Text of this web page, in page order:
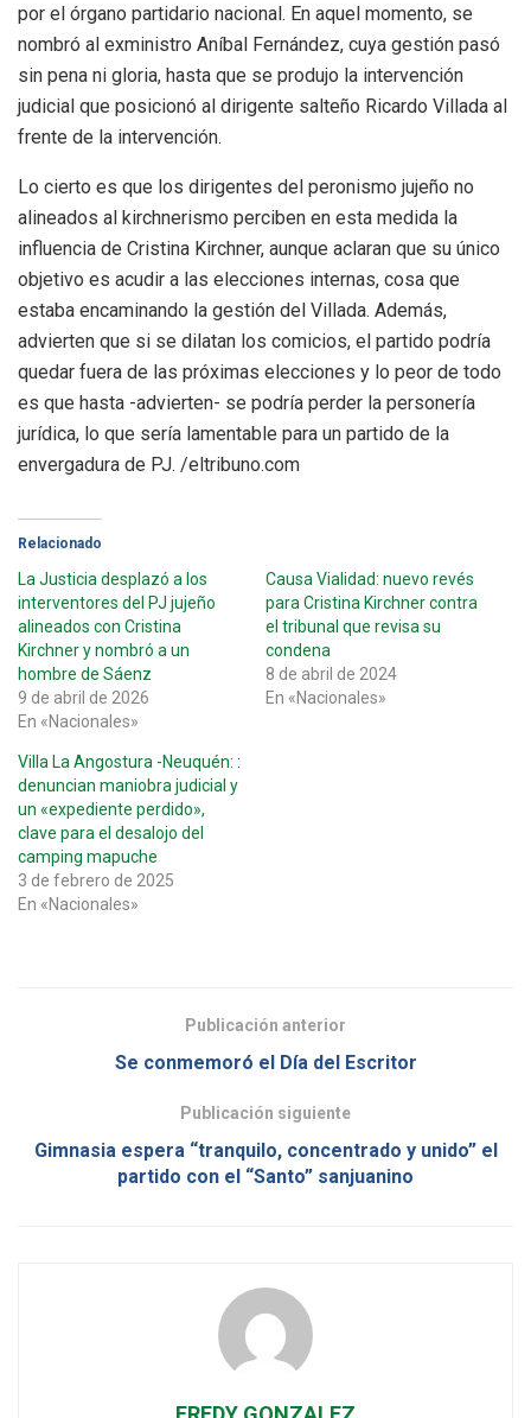
por el órgano partidario nacional. En aquel momento, se
nombró al exministro Aníbal Fernández, cuya gestión pasó
sin pena ni gloria, hasta que se produjo la intervención
judicial que posicionó al dirigente salteño Ricardo Villada al
frente de la intervención.
Lo cierto es que los dirigentes del peronismo jujeño no
alineados al kirchnerismo perciben en esta medida la
influencia de Cristina Kirchner, aunque aclaran que su único
objetivo es acudir a las elecciones internas, cosa que
estaba encaminando la gestión del Villada. Además,
advierten que si se dilatan los comicios, el partido podría
quedar fuera de las próximas elecciones y lo peor de todo
es que hasta -advierten- se podría perder la personería
jurídica, lo que sería lamentable para un partido de la
envergadura de PJ. /eltribuno.com
Relacionado
La Justicia desplazó a los
interventores del PJ jujeño
alineados con Cristina
Kirchner y nombró a un
hombre de Sáenz
9 de abril de 2026
En «Nacionales»
Causa Vialidad: nuevo revés
para Cristina Kirchner contra
el tribunal que revisa su
condena
8 de abril de 2024
En «Nacionales»
Villa La Angostura -Neuquén: :
denuncian maniobra judicial y
un «expediente perdido»,
clave para el desalojo del
camping mapuche
3 de febrero de 2025
En «Nacionales»
Publicación anterior
Se conmemoró el Día del Escritor
Publicación siguiente
Gimnasia espera “tranquilo, concentrado y unido” el
partido con el “Santo” sanjuanino